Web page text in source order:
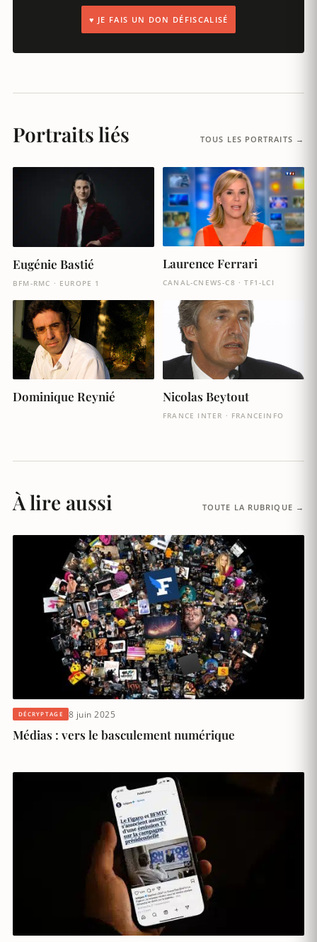
♥ JE FAIS UN DON DÉFISCALISÉ
Portraits liés TOUS LES PORTRAITS →
Eugénie Bastié
BFM-RMC · EUROPE 1
Laurence Ferrari
CANAL-CNEWS-C8 · TF1-LCI
Dominique Reynié Nicolas Beytout
FRANCE INTER · FRANCEINFO
À lire aussi TOUTE LA RUBRIQUE →
DÉCRYPTAGE 8 juin 2025
Médias : vers le basculement numérique